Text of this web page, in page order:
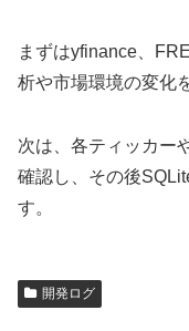
まずはyfinance、
析や市場環境の変化
次は、各ティッカー
確認し、その後
す。
開発ログ